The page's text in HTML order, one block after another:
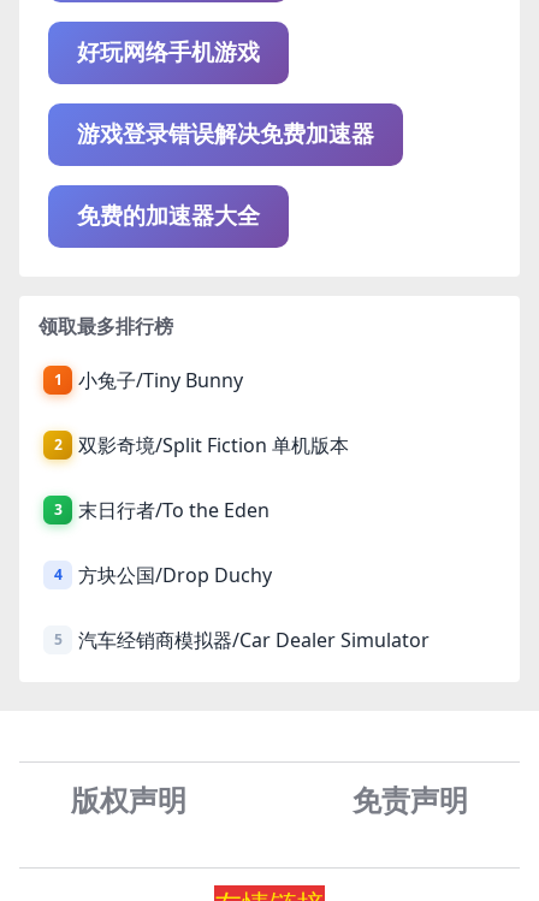
好玩网络手机游戏
游戏登录错误解决免费加速器
免费的加速器大全
领取最多排行榜
1 小兔子/Tiny Bunny
2 双影奇境/Split Fiction 单机版本
3 末日行者/To the Eden
4 方块公国/Drop Duchy
5 汽车经销商模拟器/Car Dealer Simulator
版权声明 免责声明